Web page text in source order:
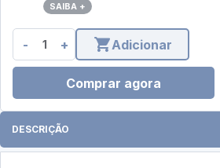
SAIBA +
- + Adicionar
Comprar agora
DESCRIÇÃO